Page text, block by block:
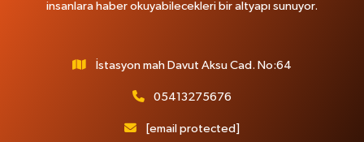
insanlara haber okuyabilecekleri bir altyapı sunuyor.
İstasyon mah Davut Aksu Cad. No:64
05413275676
[email protected]